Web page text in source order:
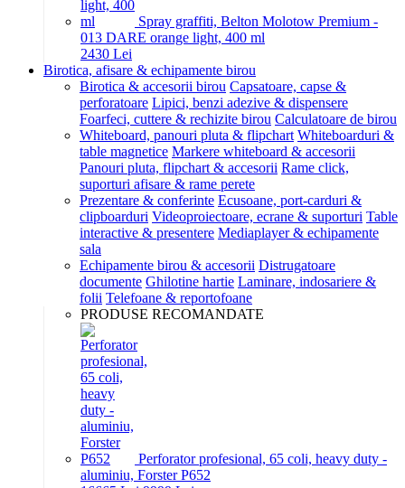
Spray graffiti, Belton Molotow Premium -
013 DARE orange light, 400 ml
2430 Lei
Birotica, afisare & echipamente birou
Birotica & accesorii birou Capsatoare, capse &
perforatoare Lipici, benzi adezive & dispensere
Foarfeci, cuttere & rechizite birou Calculatoare de birou
Whiteboard, panouri pluta & flipchart Whiteboarduri &
table magnetice Markere whiteboard & accesorii
Panouri pluta, flipchart & accesorii Rame click,
suporturi afisare & rame perete
Prezentare & conferinte Ecusoane, port-carduri &
clipboarduri Videoproiectoare, ecrane & suporturi Table
interactive & presentere Mediaplayer & echipamente
sala
Echipamente birou & accesorii Distrugatoare
documente Ghilotine hartie Laminare, indosariere &
folii Telefoane & reportofoane
PRODUSE RECOMANDATE
Perforator profesional, 65 coli, heavy duty -
aluminiu, Forster P652